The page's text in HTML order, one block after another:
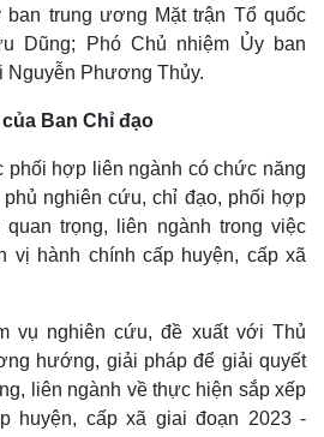
Video
Ảnh
E-Magazine
ban trung ương Mặt trận Tổ quốc
Dũng; Phó Chủ nhiệm Ủy ban
Nguyễn Phương Thủy.
Ban Chỉ đạo
phối hợp liên ngành có chức năng
nghiên cứu, chỉ đạo, phối hợp
trọng, liên ngành trong việc
vị hành chính cấp huyện, cấp xã
vụ nghiên cứu, đề xuất với Thủ
hướng, giải pháp để giải quyết
liên ngành về thực hiện sắp xếp
huyện, cấp xã giai đoạn 2023 -